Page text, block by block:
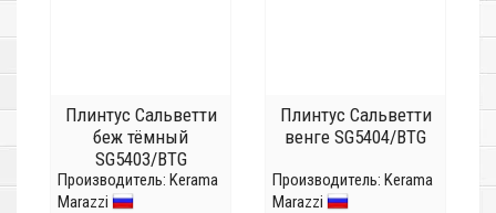
Плинтус Сальветти
беж тёмный
SG5403/BTG
Производитель: Kerama
Marazzi
Плинтус Сальветти
венге SG5404/BTG
Производитель: Kerama
Marazzi